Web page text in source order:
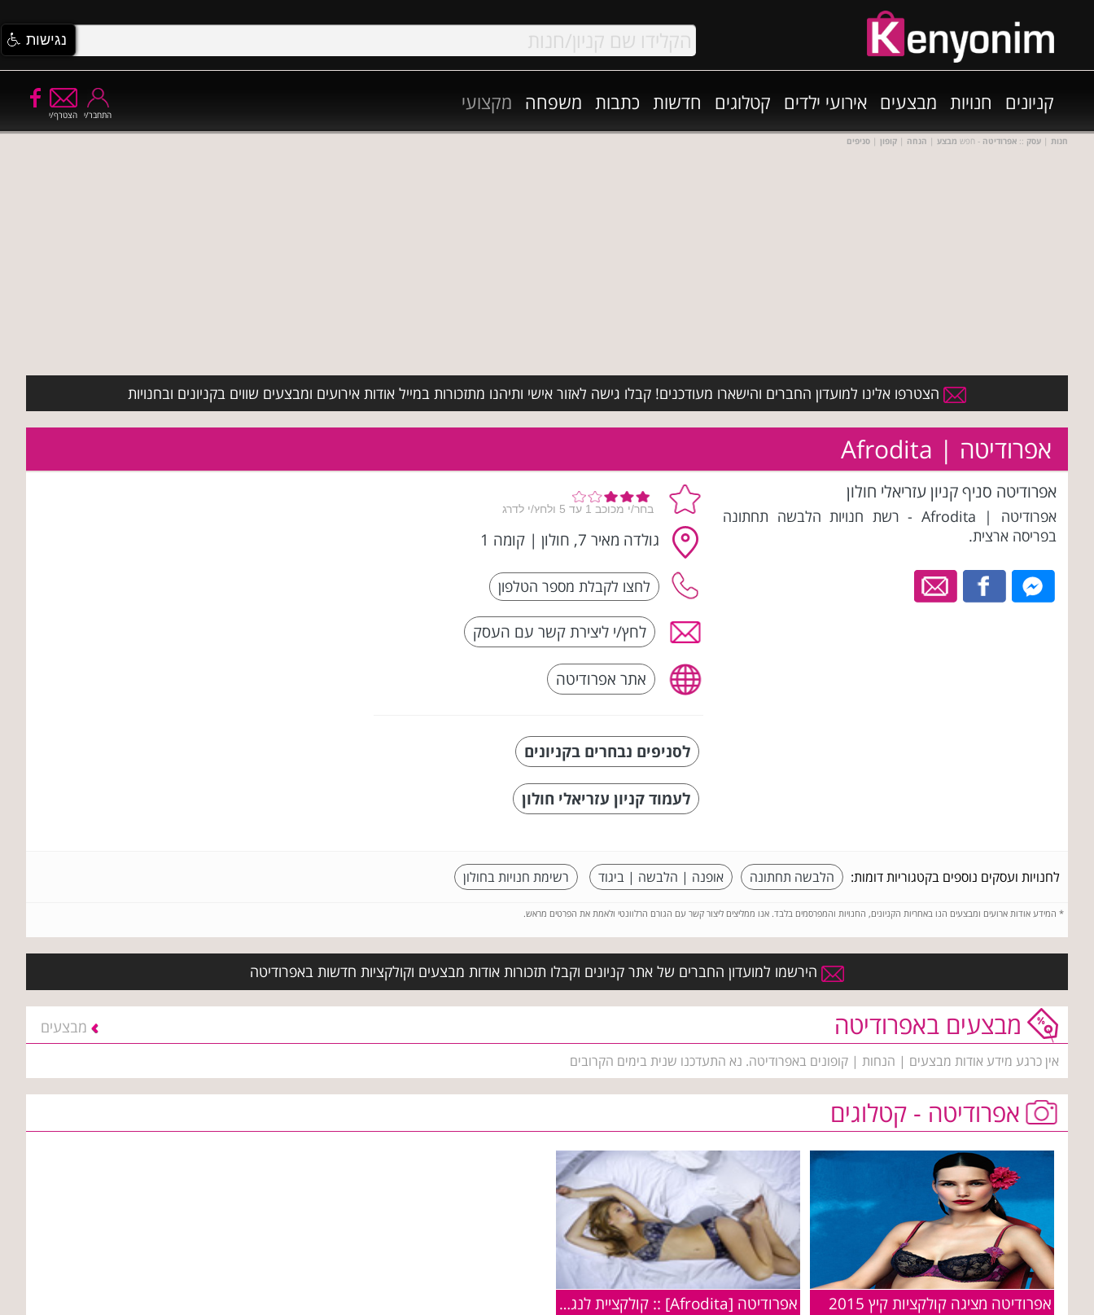
קניונים חנויות מבצעים אירועי ילדים קטלוגים חדשות כתבות משפחה מקצועי
הצטרף/י התחבר/י
חנות | עסק :: אפרודיטה - חפש מבצע | הנחה | קופון | סניפים
הצטרפו אלינו למועדון החברים והישארו מעודכנים! קבלו גישה לאזור אישי ותיהנו מתזכורות במייל אודות אירועים ומבצעים שווים בקניונים ובחנויות
אפרודיטה | Afrodita
אפרודיטה סניף קניון עזריאלי חולון
אפרודיטה | Afrodita - רשת חנויות הלבשה תחתונה
בפריסה ארצית.
גולדה מאיר 7, חולון | קומה 1
לחץ/י ליצירת קשר עם העסק
אתר אפרודיטה
לסניפים נבחרים בקניונים
לעמוד קניון עזריאלי חולון
לחנויות ועסקים נוספים בקטגוריות דומות: הלבשה תחתונה אופנה | הלבשה | ביגוד רשימת חנויות בחולון
* המידע אודות ארועים ומבצעים הנו באחריות הקניונים, החנויות והמפרסמים בלבד. אנו ממליצים ליצור קשר עם הגורם הרלוונטי ולאמת את הפרטים מראש.
הירשמו למועדון החברים של אתר קניונים וקבלו תזכורות אודות מבצעים וקולקציות חדשות באפרודיטה
מבצעים באפרודיטה מבצעים
אין כרגע מידע אודות מבצעים | הנחות | קופונים באפרודיטה. נא התעדכנו שנית בימים הקרובים
אפרודיטה - קטלוגים
אפרודיטה מציגה קולקציות קיץ 2015 אפרודיטה [Afrodita] :: קולקציית לנג'רי בוניטה דה מס קיץ 2009
נגישות